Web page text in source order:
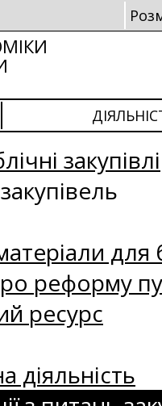
закупівлі
для
реформу
ресурс
діяльність